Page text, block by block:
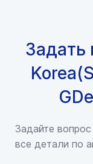
Задать
Задайте
все детали по